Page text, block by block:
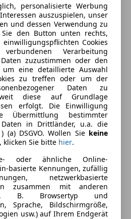
hinten
vorne
Grau
Daytonagrau
Perleffekt
Metallic
Grau
Vollleder
Turbo - Exklusive
personalisierte Werbung
auszuspielen, unser
und dessen Verwendung zu
Sie den Button unten rechts,
Cookies
Verarbeitung
zuzustimmen oder den
eine detaillierte Auswahl
zu treffen oder um der
Daten zu
diese auf Grundlage
erfolgt. Die Einwilligung
Übermittlung bestimmter
Daten in Drittländer, u.a. die
(a) DSGVO. Wollen Sie keine
klicken Sie bitte hier.
oder ähnliche Online-
basierte Kennungen, zufällig
netzwerkbasierte
zusammen mit anderen
B. Browsertyp und
Sprache, Bildschirmgröße,
usw.) auf Ihrem Endgerät